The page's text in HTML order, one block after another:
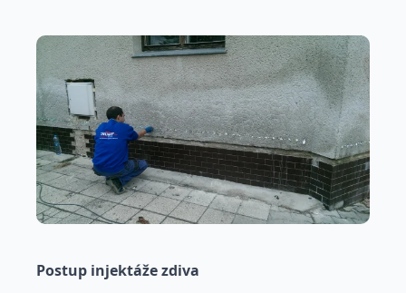
Postup injektáže zdiva